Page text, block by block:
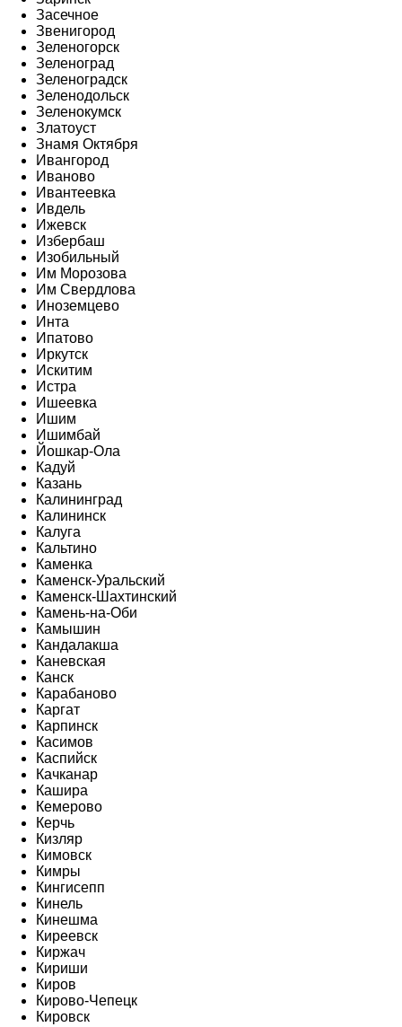
Засечное
Звенигород
Зеленогорск
Зеленоград
Зеленоградск
Зеленодольск
Зеленокумск
Златоуст
Знамя Октября
Ивангород
Иваново
Ивантеевка
Ивдель
Ижевск
Избербаш
Изобильный
Им Морозова
Им Свердлова
Иноземцево
Инта
Ипатово
Иркутск
Искитим
Истра
Ишеевка
Ишим
Ишимбай
Йошкар-Ола
Кадуй
Казань
Калининград
Калининск
Калуга
Кальтино
Каменка
Каменск-Уральский
Каменск-Шахтинский
Камень-на-Оби
Камышин
Кандалакша
Каневская
Канск
Карабаново
Каргат
Карпинск
Касимов
Каспийск
Качканар
Кашира
Кемерово
Керчь
Кизляр
Кимовск
Кимры
Кингисепп
Кинель
Кинешма
Киреевск
Киржач
Кириши
Киров
Кирово-Чепецк
Кировск